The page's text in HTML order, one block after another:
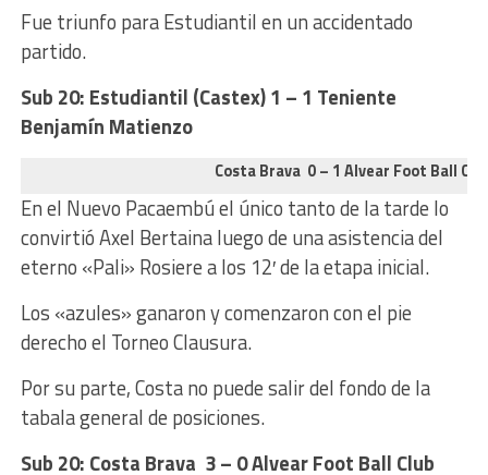
Fue triunfo para Estudiantil en un accidentado
partido.
Sub 20: Estudiantil (Castex) 1 – 1 Teniente
Benjamín Matienzo
Costa Brava 0 – 1 Alvear Foot Ball
En el Nuevo Pacaembú el único tanto de la tarde lo
convirtió Axel Bertaina luego de una asistencia del
eterno «Pali» Rosiere a los 12′ de la etapa inicial.
Los «azules» ganaron y comenzaron con el pie
derecho el Torneo Clausura.
Por su parte, Costa no puede salir del fondo de la
tabala general de posiciones.
Sub 20: Costa Brava 3 – 0 Alvear Foot Ball Club